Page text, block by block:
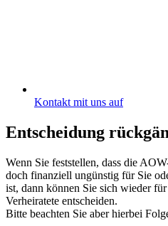
Kontakt mit uns auf
Entscheidung
Wenn Sie feststellen, dass die
doch finanziell ungünstig für Sie
ist, dann können Sie sich wieder
Verheiratete entscheiden.
Bitte beachten Sie aber hierbei